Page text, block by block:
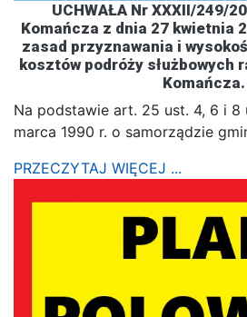
UCHWAŁA Nr XXXII/249/
Komańcza z dnia 27 kwietnia
zasad przyznawania i
kosztów podróży służbowych
Komańcza.
Na podstawie art. 25 ust. 4, 6 i 8
marca 1990 r. o samorządzie
PRZECZYTAJ WIĘCEJ ...